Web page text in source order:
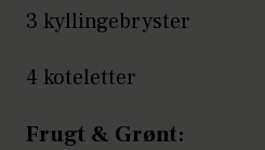
3 kyllingebryster
4 koteletter
Frugt & Grønt: